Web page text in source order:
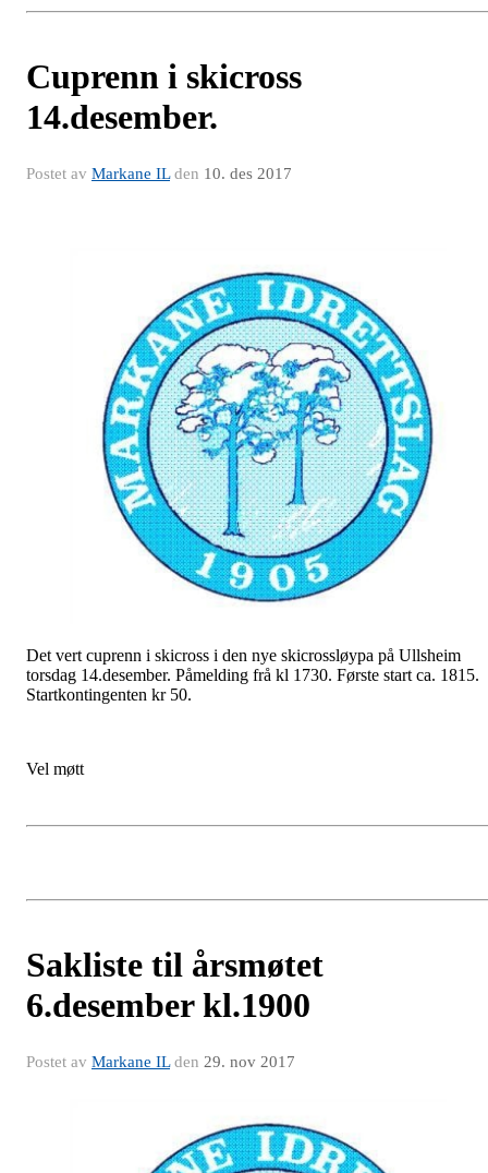
Cuprenn i skicross
14.desember.
Postet av Markane ILden 10. des 2017
Det vert cuprenn i skicross i den nye skicrossløypa på Ullsheim
torsdag 14.desember. Påmelding frå kl 1730. Første start ca. 1815.
Startkontingenten kr 50.
Vel møtt
Sakliste til årsmøtet
6.desember kl.1900
Postet av Markane ILden 29. nov 2017